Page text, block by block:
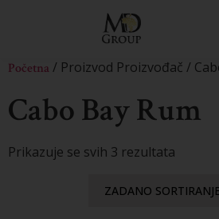
Početna / Proizvod Proizvođač /
Cabo Bay Rum
Prikazuje se svih 3 rezultata